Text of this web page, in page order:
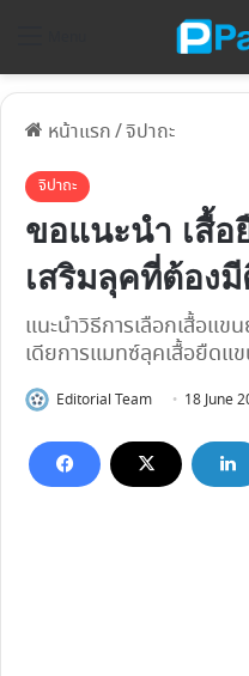
หน้าแรก/จิปาถะ
จิปาถะ
ขอแนะนำ เสื้อ
เสริมลุคที่ต้อง
แนะนำวิธีการเลือกเสื้อแข
เดียการแมทซ์ลุคเสื้อยืดแ
Editorial Team 18 June